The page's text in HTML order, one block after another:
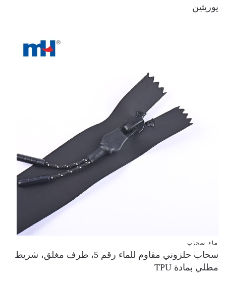
يوريثين
ماء سحاب
سحاب حلزوني مقاوم للماء رقم 5، طرف مغلق، شريط
مطلي بمادة TPU